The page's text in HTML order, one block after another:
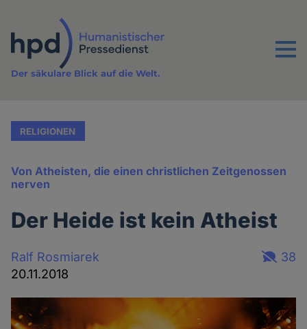
Inhalt
Menu
Der säkulare Blick auf die Welt.
RELIGIONEN
Von Atheisten, die einen christlichen Zeitgenossen
nerven
Der Heide ist kein Atheist
Ralf Rosmiarek
20.11.2018
38